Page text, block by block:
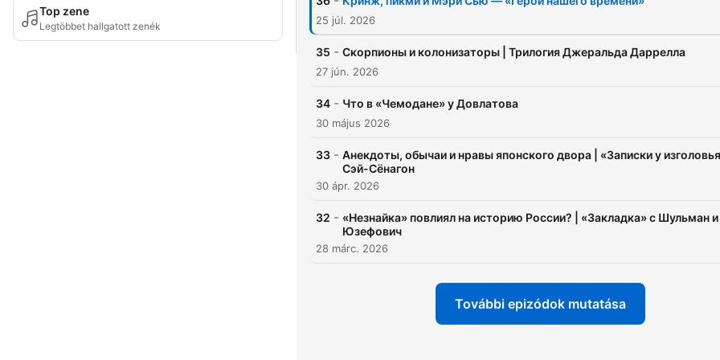
Top zene
Legtöbbet hallgatott zenék 25 júl. 2026
35 - Скорпионы и колонизаторы | Трилогия Джеральда Даррелла
27 jún. 2026
34 - Что в «Чемодане» у Довлатова
30 május 2026
33 - Анекдоты, обычаи и нравы японского двора | «Записки у
Сэй-Сёнагон
30 ápr. 2026
32 - «Незнайка» повлиял на историю России? | «Закладка» с Шульман и
Юзефович
28 márc. 2026
További epizódok mutatása